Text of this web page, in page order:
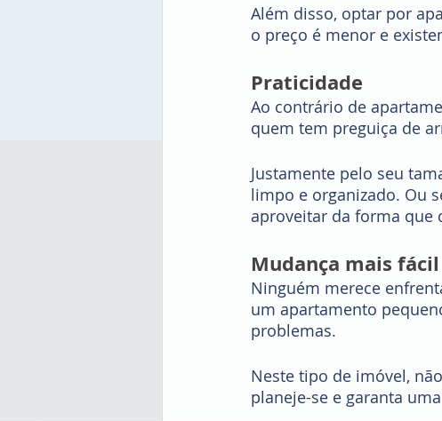
Além disso, optar por
o preço é menor e
Praticidade
Ao contrário de
quem tem preguiça de
Justamente pelo seu
limpo e organizado. Ou
aproveitar da forma que
Mudança mais fácil
Ninguém merece
um apartamento
problemas.
Neste tipo de imóvel,
planeje-se e garanta